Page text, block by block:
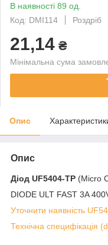
В наявності 89 од.
Код: DMI114
Роздріб
21,14 ₴
Мінімальна сума
Опис
Опис
Діод UF5404-TP (Micro
DIODE ULT FAST 3A
Уточнити наявність
Технічна специфікація